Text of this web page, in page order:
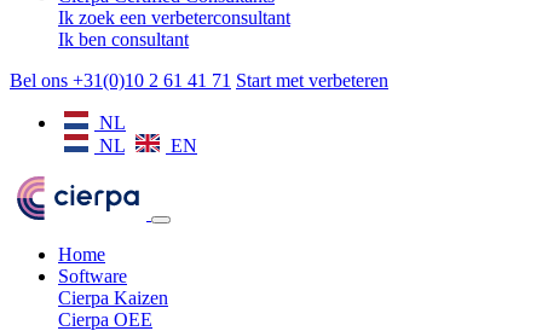
Ik zoek een verbeterconsultant
Ik ben consultant
Bel ons +31(0)10 2 61 41 71 Start met verbeteren
NL
NL
EN
Home
Software
Cierpa Kaizen
Cierpa OEE